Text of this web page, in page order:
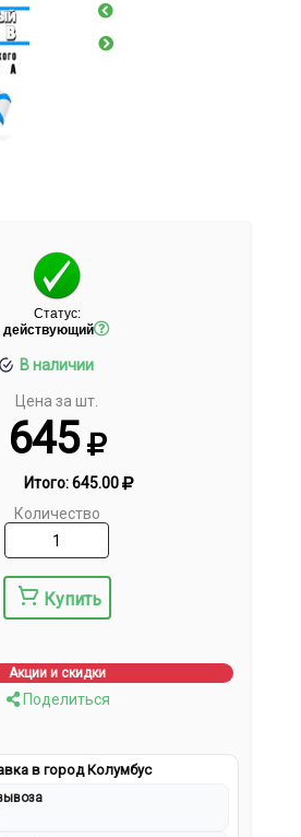
Статус:
действующий
В наличии
Цена за шт.
645
Итого:645.00
Количество
Купить
Акции и скидки
Поделиться
в город Колумбус